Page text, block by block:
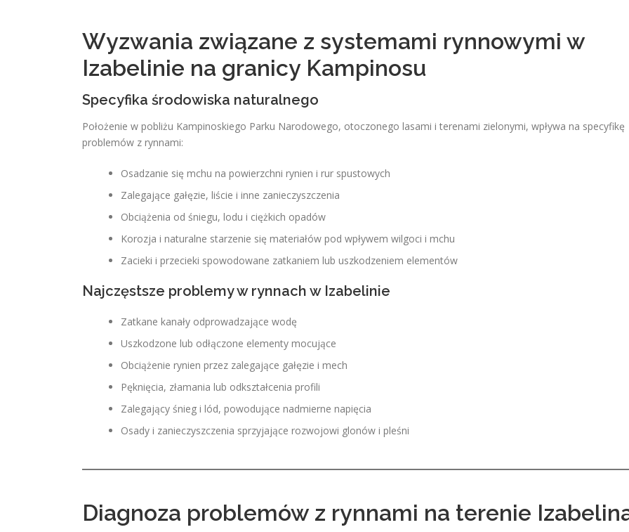
Wyzwania związane z systemami rynnowymi w
Izabelinie na granicy Kampinosu
Specyfika środowiska naturalnego
Położenie w pobliżu Kampinoskiego Parku Narodowego, otoczonego lasami i terenami zielonymi, wpływa na specyfikę
problemów z rynnami:
Osadzanie się mchu na powierzchni rynien i rur spustowych
Zalegające gałęzie, liście i inne zanieczyszczenia
Obciążenia od śniegu, lodu i ciężkich opadów
Korozja i naturalne starzenie się materiałów pod wpływem wilgoci i mchu
Zacieki i przecieki spowodowane zatkaniem lub uszkodzeniem elementów
Najczęstsze problemy w rynnach w Izabelinie
Zatkane kanały odprowadzające wodę
Uszkodzone lub odłączone elementy mocujące
Obciążenie rynien przez zalegające gałęzie i mech
Pęknięcia, złamania lub odkształcenia profili
Zalegający śnieg i lód, powodujące nadmierne napięcia
Osady i zanieczyszczenia sprzyjające rozwojowi glonów i pleśni
Diagnoza problemów z rynnami na terenie